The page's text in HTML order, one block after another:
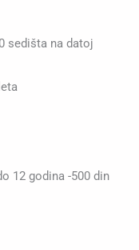
sedišta na datoj
12 godina -500 din